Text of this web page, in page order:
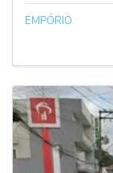
EMPÓRIO